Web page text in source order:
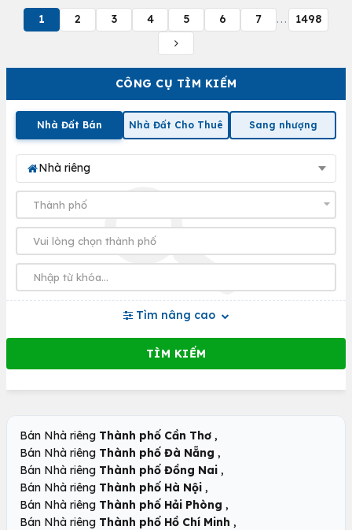
CÔNG CỤ TÌM KIẾM
Nhà Đất Bán Nhà Đất Cho Thuê Sang nhượng
Nhà riêng
Tìm nâng cao
1 2 3 4 5 6 7 ... 1498
Bán Nhà riêng Thành phố Cần Thơ ,
Bán Nhà riêng Thành phố Đà Nẵng ,
Bán Nhà riêng Thành phố Đồng Nai ,
Bán Nhà riêng Thành phố Hà Nội ,
Bán Nhà riêng Thành phố Hải Phòng ,
Bán Nhà riêng Thành phố Hồ Chí Minh ,